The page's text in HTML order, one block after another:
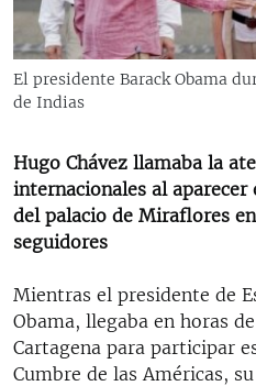
RADIO MARTÍ
ESPECIALES
ESPECIALES
SER VIEJO EN CUBA
KENTU-CUBANO
LOS SANTOS DE HIALEAH
DESINFORMACIÓN RUSA EN
LA INVASIÓN DE RUSIA A
MULTIMEDIA
SÍGUENOS
El presidente Barack Obama
de Indias
Hugo Chávez llamaba la
internacionales al aparecer
del palacio de Miraflores
seguidores
Mientras el presidente de
Obama, llegaba en horas
Cartagena para participar
Cumbre de las Américas,